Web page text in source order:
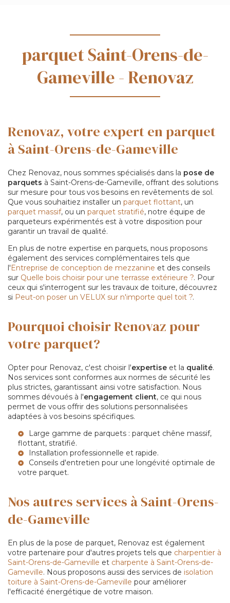
parquet Saint-Orens-de-
Gameville - Renovaz
Renovaz, votre expert en parquet
à Saint-Orens-de-Gameville
Chez Renovaz, nous sommes spécialisés dans la pose de
parquets à Saint-Orens-de-Gameville, offrant des solutions
sur mesure pour tous vos besoins en revêtements de sol.
Que vous souhaitiez installer un parquet flottant, un
parquet massif, ou un parquet stratifié, notre équipe de
parqueteurs expérimentés est à votre disposition pour
garantir un travail de qualité.
En plus de notre expertise en parquets, nous proposons
également des services complémentaires tels que
l'Entreprise de conception de mezzanine et des conseils
sur Quelle bois choisir pour une terrasse extérieure ?. Pour
ceux qui s'interrogent sur les travaux de toiture, découvrez
si Peut-on poser un VELUX sur n'importe quel toit ?.
Pourquoi choisir Renovaz pour
votre parquet?
Opter pour Renovaz, c'est choisir l'expertise et la qualité.
Nos services sont conformes aux normes de sécurité les
plus strictes, garantissant ainsi votre satisfaction. Nous
sommes dévoués à l'engagement client, ce qui nous
permet de vous offrir des solutions personnalisées
adaptées à vos besoins spécifiques.
Large gamme de parquets : parquet chêne massif,
flottant, stratifié.
Installation professionnelle et rapide.
Conseils d'entretien pour une longévité optimale de
votre parquet.
Nos autres services à Saint-Orens-
de-Gameville
En plus de la pose de parquet, Renovaz est également
votre partenaire pour d'autres projets tels que charpentier à
Saint-Orens-de-Gameville et charpente à Saint-Orens-de-
Gameville. Nous proposons aussi des services de isolation
toiture à Saint-Orens-de-Gameville pour améliorer
l'efficacité énergétique de votre maison.